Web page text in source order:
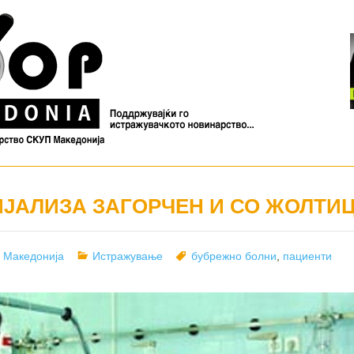
ЗАГОРЧЕН И СО
Categories
Истражување Tags
бубрежно болни пациенти